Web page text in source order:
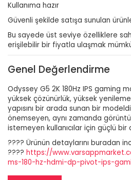
Kullanıma hazır
Güvenli şekilde satışa sunulan
Bu sayede üst seviye özelliklere
erişilebilir bir fiyatla ulaşmak
Genel Değerlendirme
Odyssey G5 2K 180Hz IPS gaming
yüksek çözünürlük, yüksek
yapısını bir arada sunan bir
önemseyen, aynı zamanda
istemeyen kullanıcılar için güçlü
???? Ürünün detaylarını buradan
???? https://
ms-180-hz-hdmi-dp-pivot-ips-